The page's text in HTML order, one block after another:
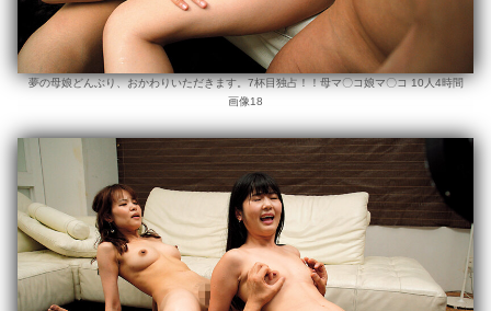
夢の母娘どんぶり、おかわりいただきます。7杯目独占！！母マ〇コ娘マ〇コ 10人4時間
画像18